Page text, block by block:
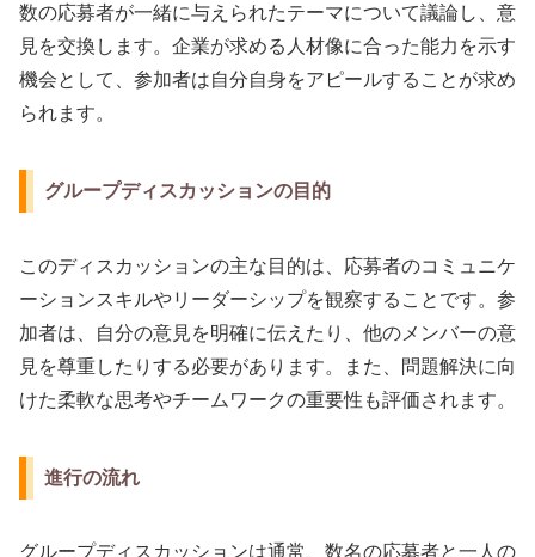
数の応募者が一緒に与えられたテーマについて議論し、意
見を交換します。企業が求める人材像に合った能力を示す
機会として、参加者は自分自身をアピールすることが求め
られます。
グループディスカッションの目的
このディスカッションの主な目的は、応募者のコミュニケ
ーションスキルやリーダーシップを観察することです。参
加者は、自分の意見を明確に伝えたり、他のメンバーの意
見を尊重したりする必要があります。また、問題解決に向
けた柔軟な思考やチームワークの重要性も評価されます。
進行の流れ
グループディスカッションは通常、数名の応募者と一人の